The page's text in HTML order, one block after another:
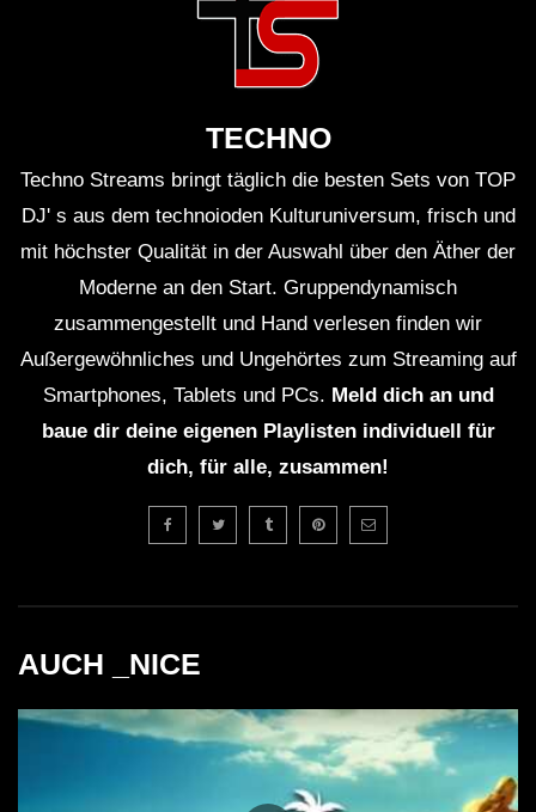
TECHNO
Techno Streams bringt täglich die besten Sets von TOP
DJ' s aus dem technoioden Kulturuniversum, frisch und
mit höchster Qualität in der Auswahl über den Äther der
Moderne an den Start. Gruppendynamisch
zusammengestellt und Hand verlesen finden wir
Außergewöhnliches und Ungehörtes zum Streaming auf
Smartphones, Tablets und PCs. Meld dich an und
baue dir deine eigenen Playlisten individuell für
dich, für alle, zusammen!
AUCH _NICE